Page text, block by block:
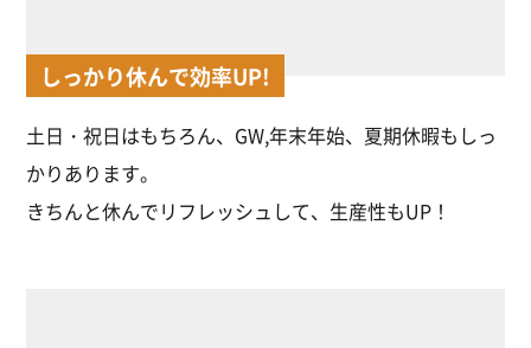
しっかり休んで効率UP!
土日・祝日はもちろん、GW,年末年始、夏期休暇もしっ
かりあります。
きちんと休んでリフレッシュして、生産性もUP！